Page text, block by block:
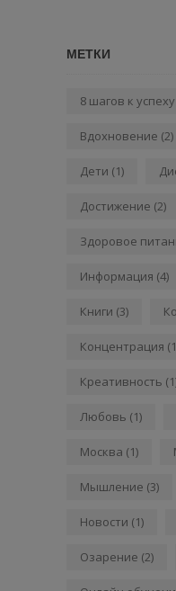
МЕТКИ
8 шагов к успеху
Вдохновение (2)
Дети (1)
Достижение (2)
Здоровое
Информация (4)
Книги (3)
Концентрация
Креативность
Любовь (1)
Москва (1)
Мышление (3)
Новости (1)
Озарение (2)